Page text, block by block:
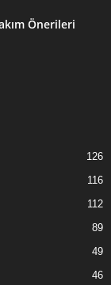
Önerileri
126
116
112
89
49
46